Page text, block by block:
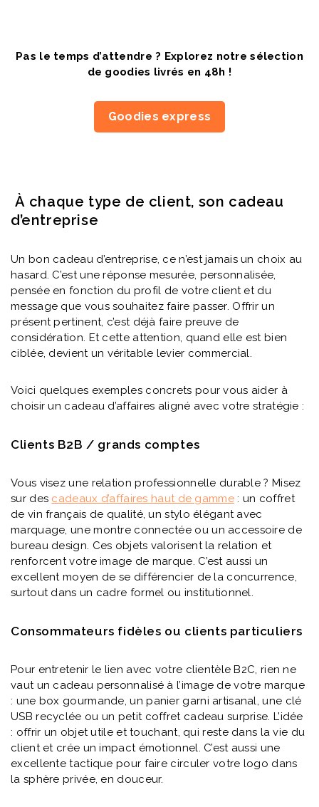
Pas le temps d’attendre ? Explorez notre sélection
de goodies livrés en 48h !
Goodies express
À chaque type de client, son cadeau
d’entreprise
Un bon cadeau d’entreprise, ce n’est jamais un choix au
hasard. C’est une réponse mesurée, personnalisée,
pensée en fonction du profil de votre client et du
message que vous souhaitez faire passer. Offrir un
présent pertinent, c’est déjà faire preuve de
considération. Et cette attention, quand elle est bien
ciblée, devient un véritable levier commercial.
Voici quelques exemples concrets pour vous aider à
choisir un cadeau d’affaires aligné avec votre stratégie :
Clients B2B / grands comptes
Vous visez une relation professionnelle durable ? Misez
sur des cadeaux d’affaires haut de gamme: un coffret
de vin français de qualité, un stylo élégant avec
marquage, une montre connectée ou un accessoire de
bureau design. Ces objets valorisent la relation et
renforcent votre image de marque. C’est aussi un
excellent moyen de se différencier de la concurrence,
surtout dans un cadre formel ou institutionnel.
Consommateurs fidèles ou clients particuliers
Pour entretenir le lien avec votre clientèle B2C, rien ne
vaut un cadeau personnalisé à l’image de votre marque
: une box gourmande, un panier garni artisanal, une clé
USB recyclée ou un petit coffret cadeau surprise. L’idée
: offrir un objet utile et touchant, qui reste dans la vie du
client et crée un impact émotionnel. C’est aussi une
excellente tactique pour faire circuler votre logo dans
la sphère privée, en douceur.